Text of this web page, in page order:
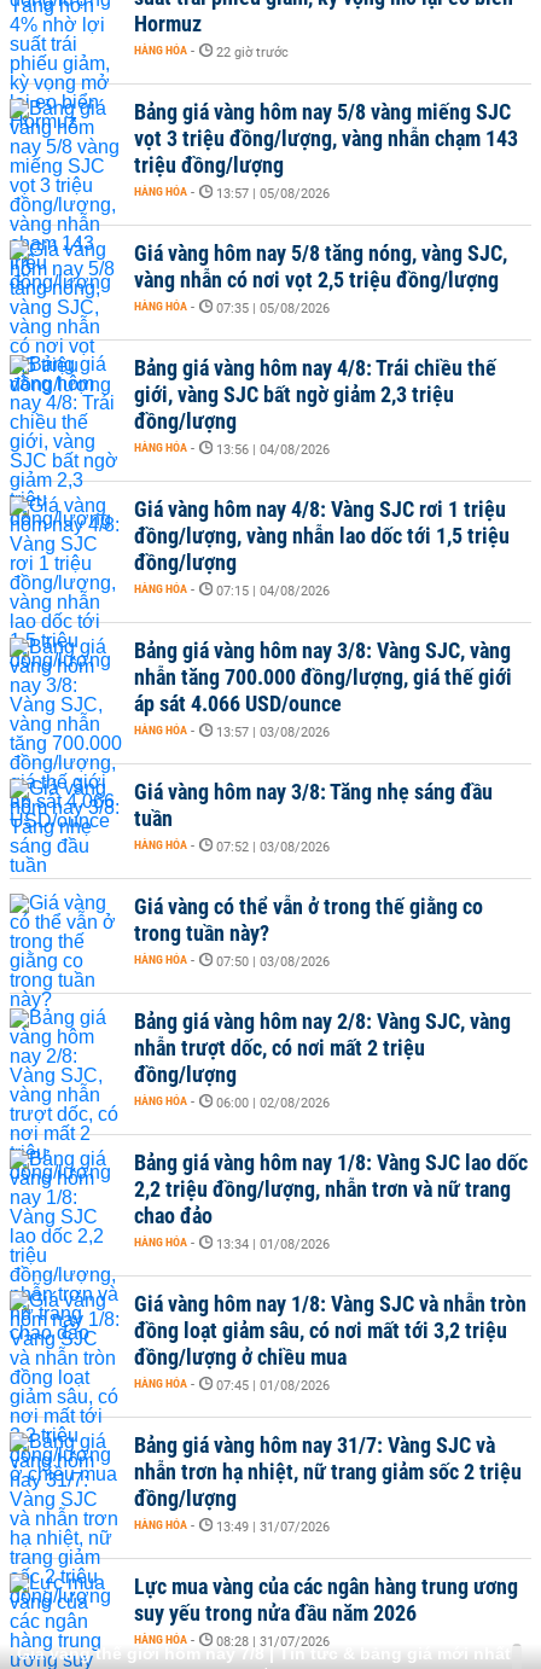
Hormuz
HÀNG HÓA - 22 giờ trước
Bảng giá vàng hôm nay 5/8 vàng miếng SJC
vọt 3 triệu đồng/lượng, vàng nhẫn chạm 143
triệu đồng/lượng
HÀNG HÓA - 13:57 | 05/08/2026
Giá vàng hôm nay 5/8 tăng nóng, vàng SJC,
vàng nhẫn có nơi vọt 2,5 triệu đồng/lượng
HÀNG HÓA - 07:35 | 05/08/2026
Bảng giá vàng hôm nay 4/8: Trái chiều thế
giới, vàng SJC bất ngờ giảm 2,3 triệu
đồng/lượng
HÀNG HÓA - 13:56 | 04/08/2026
Giá vàng hôm nay 4/8: Vàng SJC rơi 1 triệu
đồng/lượng, vàng nhẫn lao dốc tới 1,5 triệu
đồng/lượng
HÀNG HÓA - 07:15 | 04/08/2026
Bảng giá vàng hôm nay 3/8: Vàng SJC, vàng
nhẫn tăng 700.000 đồng/lượng, giá thế giới
áp sát 4.066 USD/ounce
HÀNG HÓA - 13:57 | 03/08/2026
Giá vàng hôm nay 3/8: Tăng nhẹ sáng đầu
tuần
HÀNG HÓA - 07:52 | 03/08/2026
Giá vàng có thể vẫn ở trong thế giằng co
trong tuần này?
HÀNG HÓA - 07:50 | 03/08/2026
Bảng giá vàng hôm nay 2/8: Vàng SJC, vàng
nhẫn trượt dốc, có nơi mất 2 triệu
đồng/lượng
HÀNG HÓA - 06:00 | 02/08/2026
Bảng giá vàng hôm nay 1/8: Vàng SJC lao dốc
2,2 triệu đồng/lượng, nhẫn trơn và nữ trang
chao đảo
HÀNG HÓA - 13:34 | 01/08/2026
Giá vàng hôm nay 1/8: Vàng SJC và nhẫn tròn
đồng loạt giảm sâu, có nơi mất tới 3,2 triệu
đồng/lượng ở chiều mua
HÀNG HÓA - 07:45 | 01/08/2026
Bảng giá vàng hôm nay 31/7: Vàng SJC và
nhẫn trơn hạ nhiệt, nữ trang giảm sốc 2 triệu
đồng/lượng
HÀNG HÓA - 13:49 | 31/07/2026
Lực mua vàng của các ngân hàng trung ương
suy yếu trong nửa đầu năm 2026
HÀNG HÓA - 08:28 | 31/07/2026
Giá vàng thế giới hôm nay 7/8 | Tin tức & bảng giá mới nhất